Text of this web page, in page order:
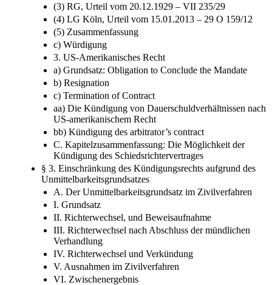
(3) RG, Urteil vom 20.12.1929 – VII 235/29
(4) LG Köln, Urteil vom 15.01.2013 – 29 O 159/12
(5) Zusammenfassung
c) Würdigung
3. US-Amerikanisches Recht
a) Grundsatz: Obligation to Conclude the Mandate
b) Resignation
c) Termination of Contract
aa) Die Kündigung von Dauerschuldverhältnissen nach
US-amerikanischem Recht
bb) Kündigung des arbitrator’s contract
C. Kapitelzusammenfassung: Die Möglichkeit der
Kündigung des Schiedsrichtervertrages
§ 3. Einschränkung des Kündigungsrechts aufgrund des
Unmittelbarkeitsgrundsatzes
A. Der Unmittelbarkeitsgrundsatz im Zivilverfahren
I. Grundsatz
II. Richterwechsel, und Beweisaufnahme
III. Richterwechsel nach Abschluss der mündlichen
Verhandlung
IV. Richterwechsel und Verkündung
V. Ausnahmen im Zivilverfahren
VI. Zwischenergebnis